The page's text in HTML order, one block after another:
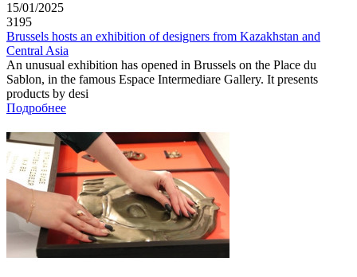
15/01/2025
3195
Brussels hosts an exhibition of designers from Kazakhstan and
Central Asia
An unusual exhibition has opened in Brussels on the Place du
Sablon, in the famous Espace Intermediare Gallery. It presents
products by desi
Подробнее